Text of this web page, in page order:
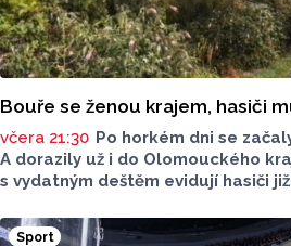
Bouře se ženou krajem, hasiči
včera 21:30 Po horkém dni se
A dorazily už i do Olomouckého
s vydatným deštěm evidují hasiči
Olomouckého kraje o tom
Sport